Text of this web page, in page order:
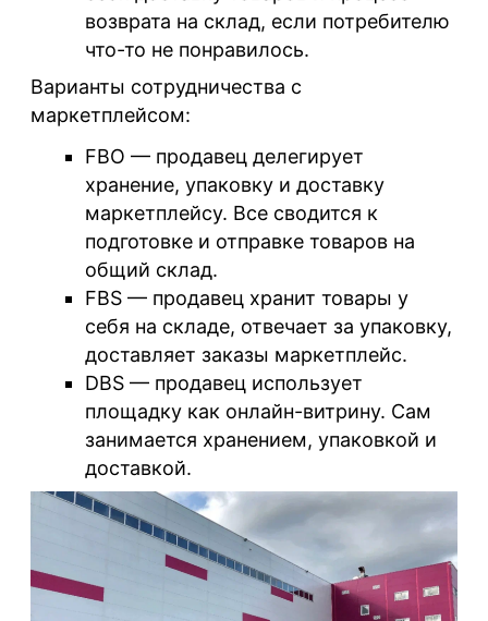
возврата на склад, если потребителю
что-то не понравилось.
Варианты сотрудничества с
маркетплейсом:
FBO — продавец делегирует
хранение, упаковку и доставку
маркетплейсу. Все сводится к
подготовке и отправке товаров на
общий склад.
FBS — продавец хранит товары у
себя на складе, отвечает за упаковку,
доставляет заказы маркетплейс.
DBS — продавец использует
площадку как онлайн-витрину. Сам
занимается хранением, упаковкой и
доставкой.